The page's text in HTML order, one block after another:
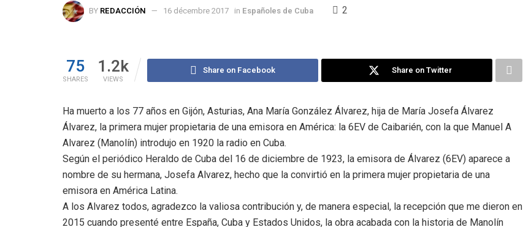
BY REDACCIÓN 16 décembre 2017 in Españoles de Cuba 2
75
SHARES
1.2k
VIEWS
Share on Facebook Share on Twitter
Ha muerto a los 77 años en Gijón, Asturias, Ana María González Álvarez, hija de María Josefa Álvarez
Álvarez, la primera mujer propietaria de una emisora en América: la 6EV de Caibarién, con la que Manuel A
Alvarez (Manolín) introdujo en 1920 la radio en Cuba.
Según el periódico Heraldo de Cuba del 16 de diciembre de 1923, la emisora de Álvarez (6EV) aparece a
nombre de su hermana, Josefa Alvarez, hecho que la convirtió en la primera mujer propietaria de una
emisora en América Latina.
A los Alvarez todos, agradezco la valiosa contribución y, de manera especial, la recepción que me dieron en
2015 cuando presenté entre España, Cuba y Estados Unidos, la obra acabada con la historia de Manolín